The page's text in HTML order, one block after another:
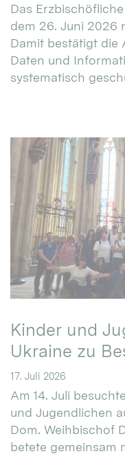
Das
dem 26. Juni 2026
Damit bestätigt die
Daten und
systematisch
Kinder und
Ukraine zu
17. Juli 2026
Am 14. Juli
und Jugendlichen
Dom. Weihbischof
betete gemeinsam